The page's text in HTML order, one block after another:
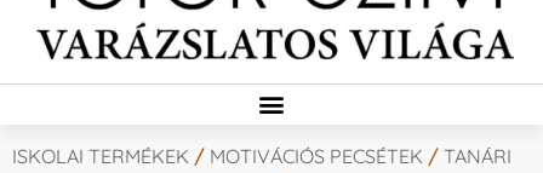
ISKOLAI TERMÉKEK / MOTIVÁCIÓS PECSÉTEK / TANÁRI